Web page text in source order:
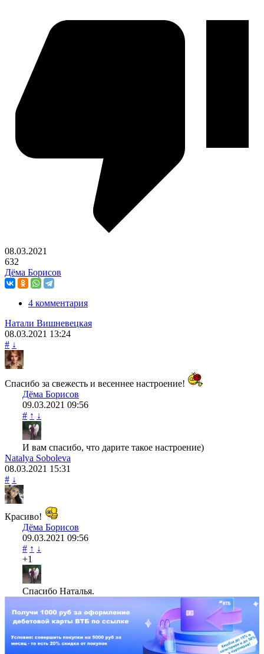
08.03.2021
632
Дёма Борисов
4 комментария
Натали Вишневецкая
08.03.2021 13:24
# ↓
Спасибо за свежесть и весеннее настроение!
Дёма Борисов
09.03.2021 09:56
# ↑ ↓
И вам спасибо, что дарите такое настроение)
Natalya Soboleva
08.03.2021 15:31
# ↓
Красиво!
Дёма Борисов
09.03.2021 09:56
# ↑ ↓
+1
Спасибо Наталья.